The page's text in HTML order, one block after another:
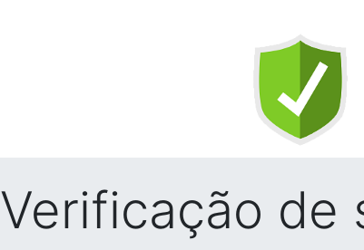
Verificação de